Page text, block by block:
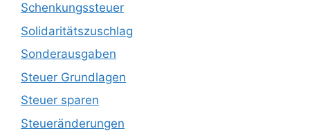
Schenkungssteuer
Solidaritätszuschlag
Sonderausgaben
Steuer Grundlagen
Steuer sparen
Steueränderungen